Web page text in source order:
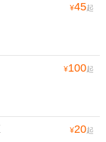
¥45起
¥100起
¥20起